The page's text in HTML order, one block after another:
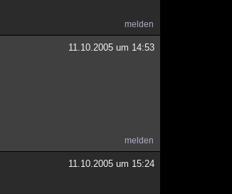
melden
11.10.2005 um 14:53
melden
11.10.2005 um 15:24